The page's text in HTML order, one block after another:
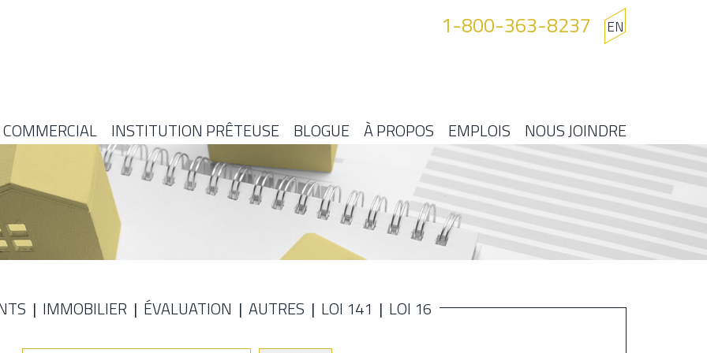
EN
1-800-363-8237
COMMERCIAL INSTITUTION PRÊTEUSE BLOGUE À PROPOS EMPLOIS NOUS JOINDRE
IMMOBILIER ÉVALUATION AUTRES LOI 141 LOI 16